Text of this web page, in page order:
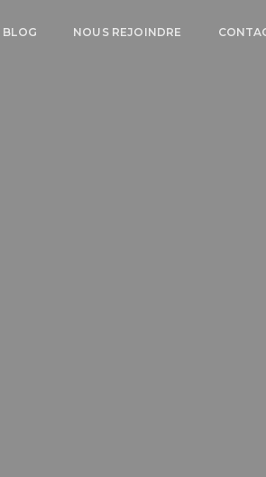
BLOG NOUS REJOINDRE